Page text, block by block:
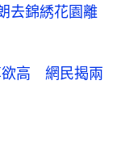
去錦綉花園離
欲高 網民揭兩